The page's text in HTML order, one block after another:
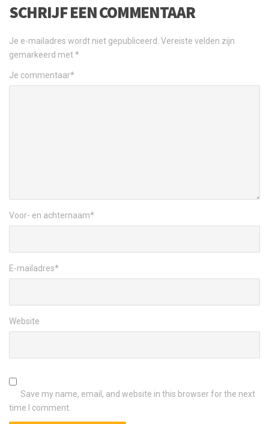
SCHRIJF EEN COMMENTAAR
Je e-mailadres wordt niet gepubliceerd. Vereiste velden zijn
gemarkeerd met*
Je commentaar*
Voor- en achternaam*
E-mailadres*
Website
Save my name, email, and website in this browser for the next
time I comment.